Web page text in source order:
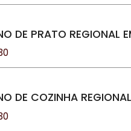
DE PRATO
DE COZINHA